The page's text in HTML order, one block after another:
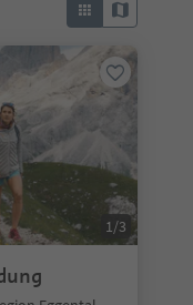
1/3